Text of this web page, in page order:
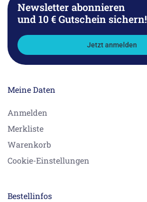
Newsletter abonnieren
und 10 € Gutschein sichern!
Jetzt anmelden
Meine Daten
Anmelden
Merkliste
Warenkorb
Cookie-Einstellungen
Bestellinfos